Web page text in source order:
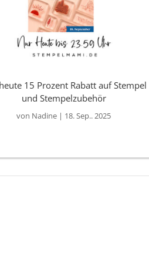
15 Prozent Rabatt auf Stempel
und Stempelzubehör
von Nadine | 18. Sep.. 2025